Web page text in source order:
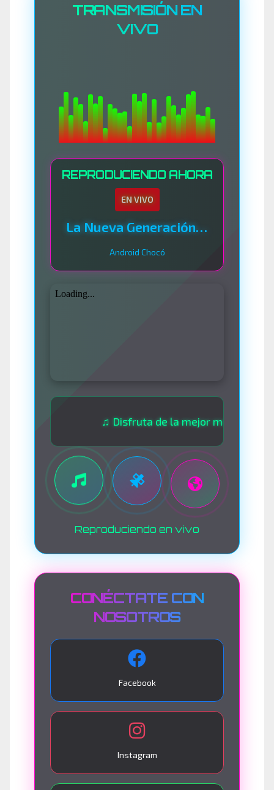
TRANSMISIÓN EN
VIVO
REPRODUCIENDO AHORA
EN VIVO
La Nueva Generación Del Sistema
Android Chocó
♫ Disfruta de la mejor música las 24
Reproduciendo en vivo
CONÉCTATE CON
NOSOTROS
Facebook
Instagram